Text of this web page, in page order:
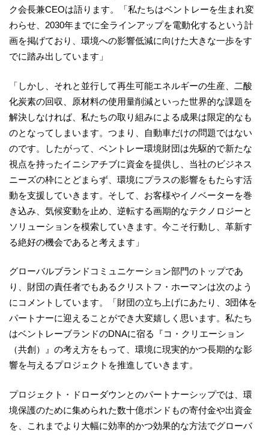
ク会長兼CEOは語ります。「私たちはベントレーを生まれ変
わらせ、2030年までに全ラインアップを電動化するという計
画を掲げており、環境への影響低減に向けた大きな一歩をす
でに踏み出しています」
「しかし、それと並行して再生可能エネルギーの生産、二酸
化炭素の回収、原材料の使用量削減といった世界的な課題を
解決しなければ、私たちの取り組みによる成果は限定的なも
のとなってしまいます。つまり、自動車だけの問題ではない
のです。したがって、ベントレー環境財団は先駆的で新たな
視点を持ったイニシアチブに資金を提供し、当社のビジネス
ニーズの枠にとどまらず、環境にプラスの影響をもたらす活
動を支援していきます。そして、お客様やイノベーターを巻
き込み、気候変動を止め、逆転する画期的なテクノロジーと
ソリューションを模索していきます。今こそ行動し、革新す
る絶好の機会であると考えます」
グローバルブランドコミュニケーション部門のトップであ
り、財団の責任者でもあるクリストフ・ホーマンは次のよう
にコメントしています。「財団の立ち上げにあたり、3団体を
パートナーに迎えることができ大変嬉しく思います。私たち
はベントレーブランドのDNAに宿る『コ・クリエーション
（共創）』の考え方をもって、環境に現実的かつ長期的な影
響を与えるプロジェクトを推進していきます。
プロジェクト・ドローダウンとのパートナーシップでは、環
境保護のために集められた数十億ポンドもの寄付金や出資金
を、これまでより大幅に効率的かつ効果的な方法でグローバ